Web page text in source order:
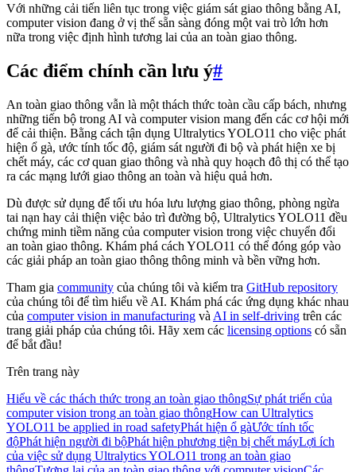
Với những cải tiến liên tục trong việc giám sát giao thông bằng AI,
computer vision đang ở vị thế sẵn sàng đóng một vai trò lớn hơn
nữa trong việc định hình tương lai của an toàn giao thông.
Các điểm chính cần lưu ý#
An toàn giao thông vẫn là một thách thức toàn cầu cấp bách, nhưng
những tiến bộ trong AI và computer vision mang đến các cơ hội mới
để cải thiện. Bằng cách tận dụng Ultralytics YOLO11 cho việc phát
hiện ổ gà, ước tính tốc độ, giám sát người đi bộ và phát hiện xe bị
chết máy, các cơ quan giao thông và nhà quy hoạch đô thị có thể tạo
ra các mạng lưới giao thông an toàn và hiệu quả hơn.
Dù được sử dụng để tối ưu hóa lưu lượng giao thông, phòng ngừa
tai nạn hay cải thiện việc bảo trì đường bộ, Ultralytics YOLO11 đều
chứng minh tiềm năng của computer vision trong việc chuyển đổi
an toàn giao thông. Khám phá cách YOLO11 có thể đóng góp vào
các giải pháp an toàn giao thông thông minh và bền vững hơn.
Tham gia community của chúng tôi và kiểm tra GitHub repository
của chúng tôi để tìm hiểu về AI. Khám phá các ứng dụng khác nhau
của computer vision in manufacturing và AI in self-driving trên các
trang giải pháp của chúng tôi. Hãy xem các licensing options có sẵn
để bắt đầu!
Trên trang này
Hiểu về các thách thức trong an toàn giao thôngSự phát triển của
computer vision trong an toàn giao thôngHow can Ultralytics
YOLO11 be applied in road safetyPhát hiện ổ gàƯớc tính tốc
độPhát hiện người đi bộPhát hiện phương tiện bị chết máyLợi ích
của việc sử dụng Ultralytics YOLO11 trong an toàn giao